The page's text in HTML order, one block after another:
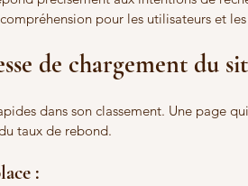
pour les utilisateurs et
de chargement du
dans son classement. Une page
taux de rebond.
: